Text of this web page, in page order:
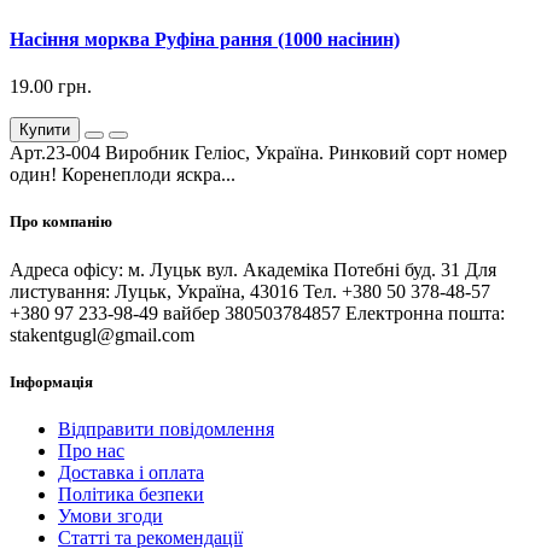
Насіння морква Руфіна рання (1000 насінин)
19.00 грн.
Купити
Арт.23-004 Виробник Геліос, Україна. Ринковий сорт номер
один! Коренеплоди яскра...
Про компанію
Адреса офісу: м. Луцьк вул. Академіка Потебні буд. 31 Для
листування: Луцьк, Україна, 43016 Тел. +380 50 378-48-57
+380 97 233-98-49 вайбер 380503784857 Електронна пошта:
stakentgugl@gmail.com
Інформація
Відправити повідомлення
Про нас
Доставка і оплата
Політика безпеки
Умови згоди
Статті та рекомендації